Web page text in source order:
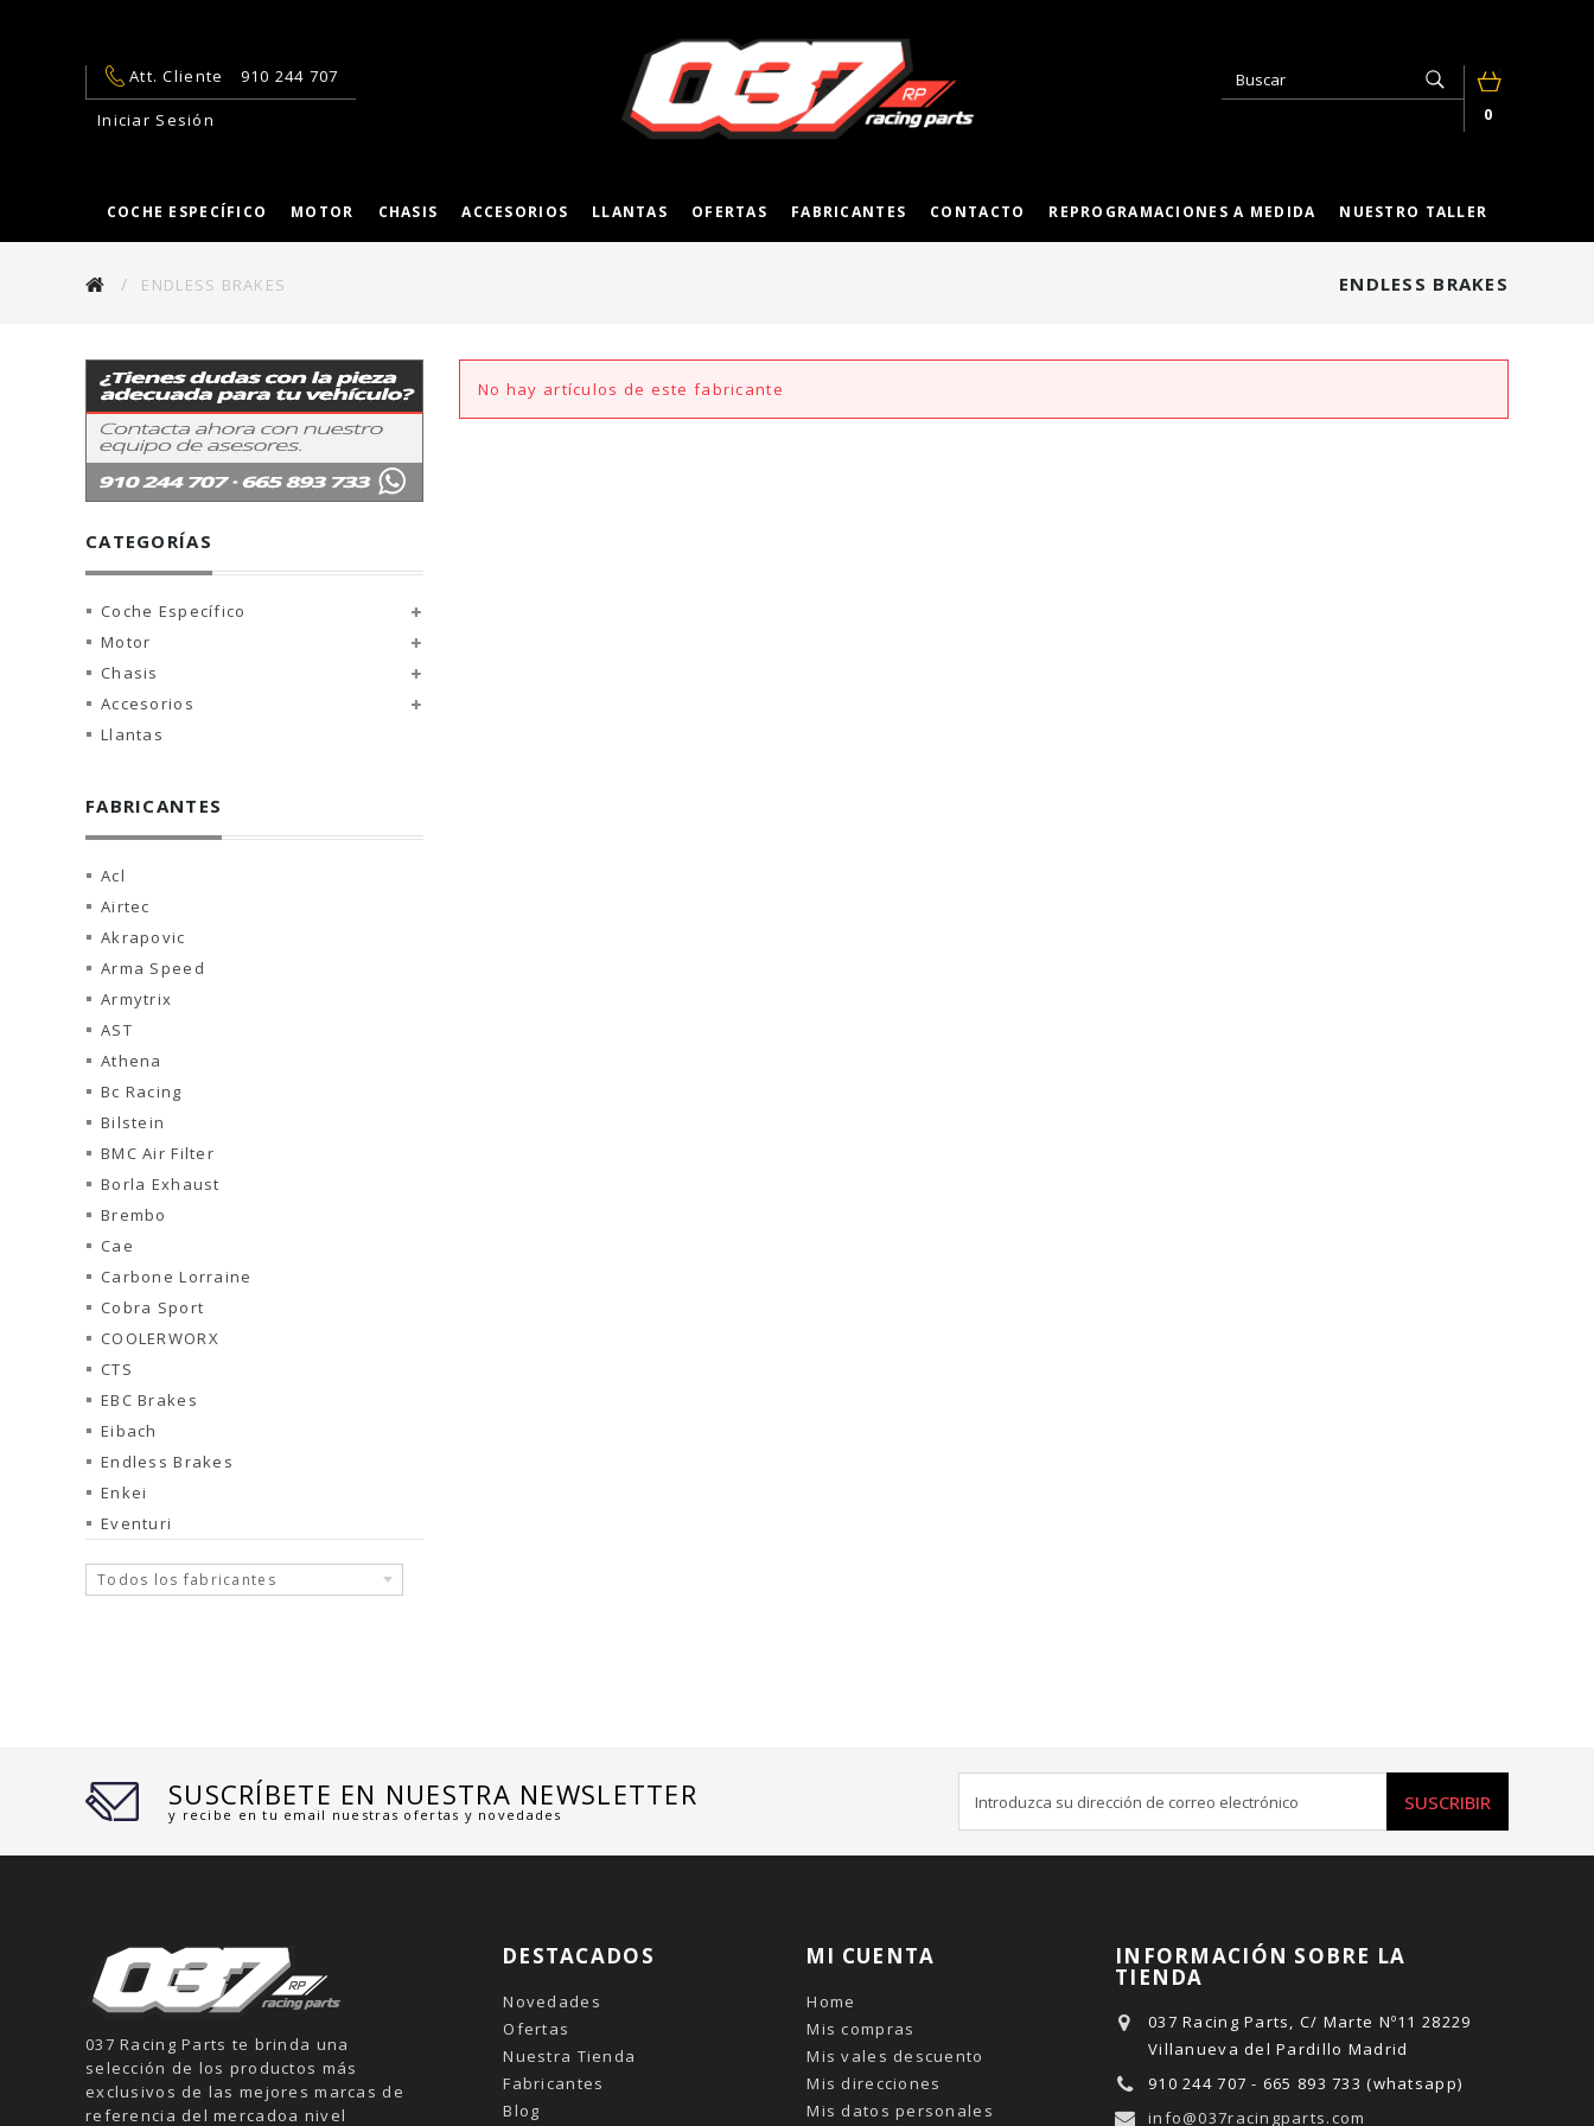
Iniciar Sesión
Att. Cliente
910 244 707
0
COCHE ESPECÍFICO MOTOR CHASIS ACCESORIOS LLANTAS OFERTAS FABRICANTES CONTACTO REPROGRAMACIONES A MEDIDA NUESTRO TALLER
ENDLESS BRAKES
ENDLESS BRAKES
CATEGORÍAS
Coche Específico
Motor
Chasis
Accesorios
Llantas
FABRICANTES
Acl
Airtec
Akrapovic
Arma Speed
Armytrix
AST
Athena
Bc Racing
Bilstein
BMC Air Filter
Borla Exhaust
Brembo
Cae
Carbone Lorraine
Cobra Sport
COOLERWORX
CTS
EBC Brakes
Eibach
Endless Brakes
Enkei
Eventuri
Todos los fabricantes
No hay artículos de este fabricante
SUSCRÍBETE EN NUESTRA NEWSLETTER
y recibe en tu email nuestras ofertas y novedades
SUSCRIBIR
037 Racing Parts te brinda una
selección de los productos más
exclusivos de las mejores marcas de
referencia del mercadoa nivel
DESTACADOS
Novedades
Ofertas
Nuestra Tienda
Fabricantes
Blog
MI CUENTA
Home
Mis compras
Mis vales descuento
Mis direcciones
Mis datos personales
INFORMACIÓN SOBRE LA
TIENDA
037 Racing Parts, C/ Marte Nº11 28229
Villanueva del Pardillo Madrid
910 244 707 - 665 893 733 (whatsapp)
info@037racingparts.com